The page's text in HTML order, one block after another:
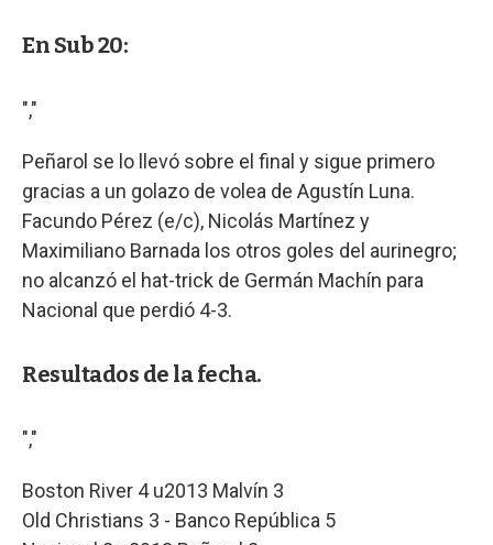
En Sub 20:
","
Peñarol se lo llevó sobre el final y sigue primero
gracias a un golazo de volea de Agustín Luna.
Facundo Pérez (e/c), Nicolás Martínez y
Maximiliano Barnada los otros goles del aurinegro;
no alcanzó el hat-trick de Germán Machín para
Nacional que perdió 4-3.
Resultados de la fecha.
","
Boston River 4 u2013 Malvín 3
Old Christians 3 - Banco República 5